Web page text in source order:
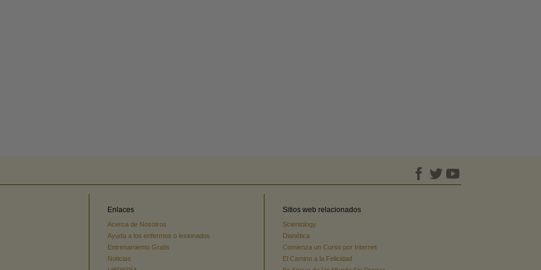
Enlaces
Acerca de Nosotros
Ayuda a los enfermos o lesionados
Entrenamiento Gratis
Noticias
Sitios web relacionados
Scientology
Dianética
Comienza un Curso por Internet
El Camino a la Felicidad